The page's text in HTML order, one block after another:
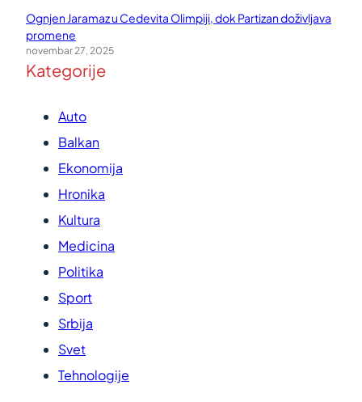
Ognjen Jaramaz u Cedevita Olimpiji, dok Partizan doživljava
promene
novembar 27, 2025
Kategorije
Auto
Balkan
Ekonomija
Hronika
Kultura
Medicina
Politika
Sport
Srbija
Svet
Tehnologije